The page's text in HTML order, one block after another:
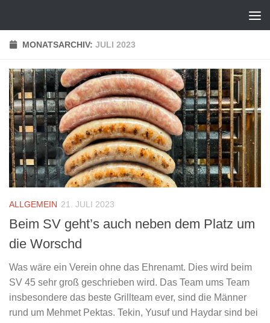
MONATSARCHIV: JULI 2023
ALLGEMEIN 21. JULI 2023
Beim SV geht’s auch neben dem Platz um
die Worschd
Was wäre ein Verein ohne das Ehrenamt. Dies wird beim
SV 45 sehr groß geschrieben wird. Das Team ums Team
insbesondere das beste Grillteam ever, sind die Männer
rund um Mehmet Pektas. Tekin, Yusuf und Haydar sind bei